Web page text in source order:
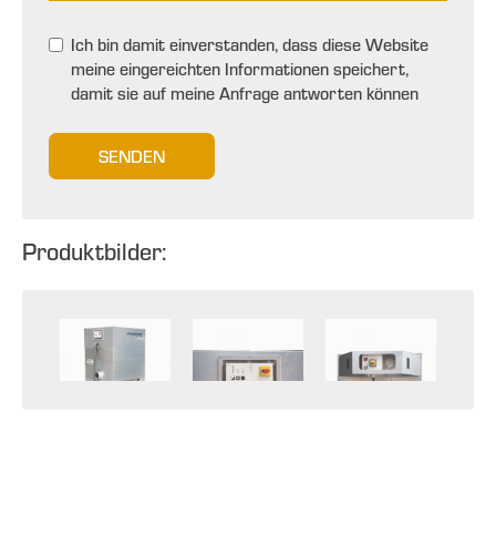
Ich bin damit einverstanden, dass diese Website
meine eingereichten Informationen speichert,
damit sie auf meine Anfrage antworten können
SENDEN
Produktbilder: